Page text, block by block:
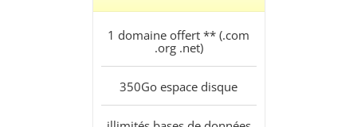
1 domaine offert ** (.com
.org .net)
350Go espace disque